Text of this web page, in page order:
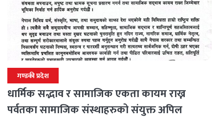
गण्डकी प्रदेश
धार्मिक सद्भाव र सामाजिक एकता कायम राख्न
पर्वतका सामाजिक संस्थाहरुको संयुक्त अपिल